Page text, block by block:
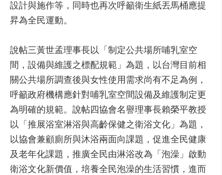
設計與施作等，同時也再次呼籲衛生紙丟馬桶應提
昇為全民運動。
說帖三黃世孟理事長以「制定公共場所哺乳室空
間，設備與維護之標配規範」為題，以台灣目前相
關公共場所調查後與女性使用需求尚有不足為例，
呼籲政府機構應針對哺乳室空間設備及維護制定更
為明確的規範。說帖四協會名譽理事長賴榮平教授
以「推展浴室淋浴與高齡保健之衛浴文化」為題，
以協會兼顧廁所與沐浴兩面向課題，促進全民健康
及老年化課題，推廣全民由淋浴改為「泡澡」啟動
衛浴文化新價值，培養全民泡澡的生活習慣，進而